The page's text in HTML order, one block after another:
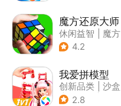
魔方还原大师
休闲益智 魔方
| 脑洞
4.2
我爱拼模型
创新品类
沙盒
| 像素风
2.8